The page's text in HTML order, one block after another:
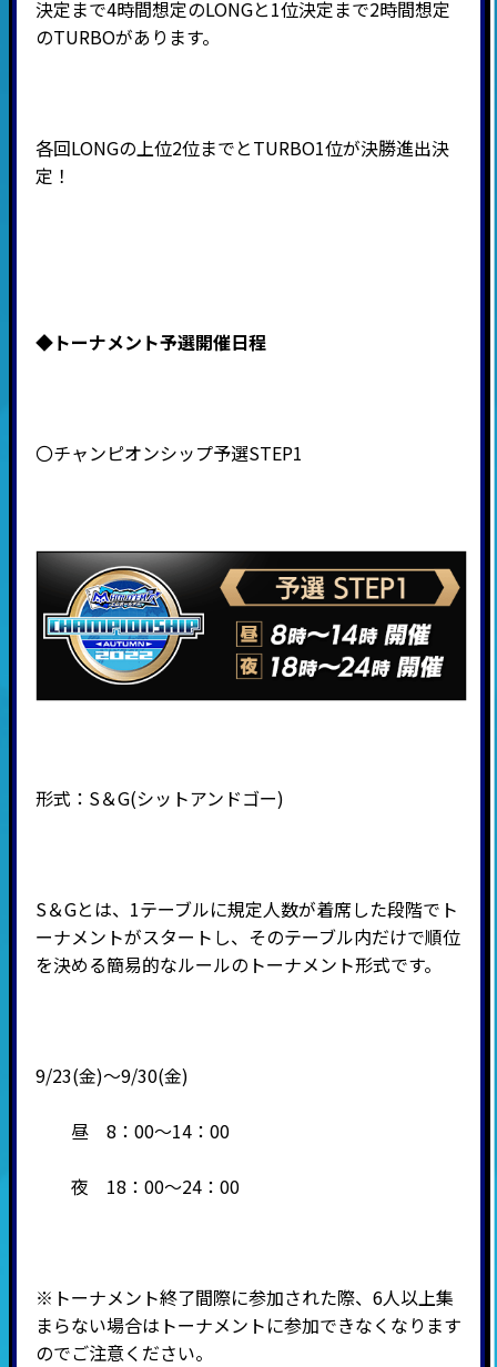
決定まで4時間想定のLONGと1位決定まで2時間想定
のTURBOがあります。
各回LONGの上位2位までとTURBO1位が決勝進出決
定！
◆トーナメント予選開催日程
〇チャンピオンシップ予選STEP1
形式： S＆G(シットアンドゴー)
S＆Gとは、1テーブルに規定人数が着席した段階でト
ーナメントがスタートし、そのテーブル内だけで順位
を決める簡易的なルールのトーナメント形式です。
9/23(金)～9/30(金)
昼 8：00～14：00
夜 18：00～24：00
※トーナメント終了間際に参加された際、6人以上集
まらない場合はトーナメントに参加できなくなります
のでご注意ください。